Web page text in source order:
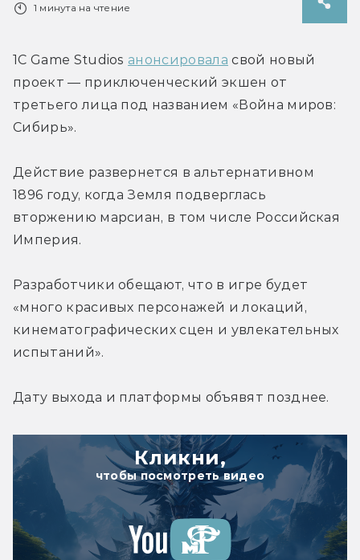
1 минута на чтение
1С Game Studios анонсировала свой новый
проект — приключенческий экшен от
третьего лица под названием «Война миров:
Сибирь».
Действие развернется в альтернативном
1896 году, когда Земля подверглась
вторжению марсиан, в том числе Российская
Империя.
Разработчики обещают, что в игре будет
«много красивых персонажей и локаций,
кинематографических сцен и увлекательных
испытаний».
Дату выхода и платформы объявят позднее.
Кликни,
чтобы посмотреть видео